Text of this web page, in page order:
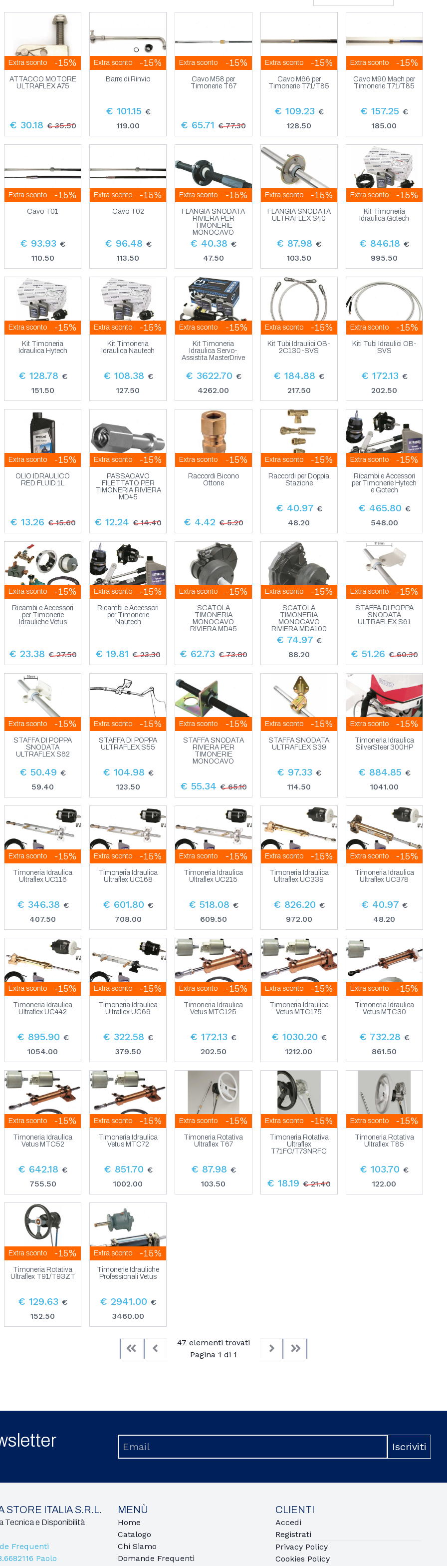
Extra sconto -15%
ATTACCO MOTORE
ULTRAFLEX A75
€ 30.18 € 35.50
Extra sconto -15%
Barre di Rinvio
€ 101.15 €
119.00
Extra sconto -15%
Cavo M58 per
Timonerie T67
€ 65.71 € 77.30
Extra sconto -15%
Cavo M66 per
Timonerie T71/T85
€ 109.23 €
128.50
Extra sconto -15%
Cavo M90 Mach per
Timonerie T71/T85
€ 157.25 €
185.00
Extra sconto -15%
Cavo T01
€ 93.93 €
110.50
Extra sconto -15%
Cavo T02
€ 96.48 €
113.50
Extra sconto -15%
FLANGIA SNODATA
RIVIERA PER
TIMONERIE
MONOCAVO
€ 40.38 €
47.50
Extra sconto -15%
FLANGIA SNODATA
ULTRAFLEX S40
€ 87.98 €
103.50
Extra sconto -15%
Kit Timoneria
Idraulica Gotech
€ 846.18 €
995.50
Extra sconto -15%
Kit Timoneria
Idraulica Hytech
€ 128.78 €
151.50
Extra sconto -15%
Kit Timoneria
Idraulica Nautech
€ 108.38 €
127.50
Extra sconto -15%
Kit Timoneria
Idraulica Servo-
Assistita MasterDrive
€ 3622.70 €
4262.00
Extra sconto -15%
Kit Tubi Idraulici OB-
2C130-SVS
€ 184.88 €
217.50
Extra sconto -15%
Kiti Tubi Idraulici OB-
SVS
€ 172.13 €
202.50
Extra sconto -15%
OLIO IDRAULICO
RED FLUID 1L
€ 13.26 € 15.60
Extra sconto -15%
PASSACAVO
FILETTATO PER
TIMONERIA RIVIERA
MD45
€ 12.24 € 14.40
Extra sconto -15%
Raccordi Bicono
Ottone
€ 4.42 € 5.20
Extra sconto -15%
Raccordi per Doppia
Stazione
€ 40.97 €
48.20
Extra sconto -15%
Ricambi e Accessori
per Timonerie Hytech
e Gotech
€ 465.80 €
548.00
Extra sconto -15%
Ricambi e Accessori
per Timonerie
Idrauliche Vetus
€ 23.38 € 27.50
Extra sconto -15%
Ricambi e Accessori
per Timonerie
Nautech
€ 19.81 € 23.30
Extra sconto -15%
SCATOLA
TIMONERIA
MONOCAVO
RIVIERA MD45
€ 62.73 € 73.80
Extra sconto -15%
SCATOLA
TIMONERIA
MONOCAVO
RIVIERA MDA100
€ 74.97 €
88.20
Extra sconto -15%
STAFFA DI POPPA
SNODATA
ULTRAFLEX S61
€ 51.26 € 60.30
Extra sconto -15%
STAFFA DI POPPA
SNODATA
ULTRAFLEX S62
€ 50.49 €
59.40
Extra sconto -15%
STAFFA DI POPPA
ULTRAFLEX S55
€ 104.98 €
123.50
Extra sconto -15%
STAFFA SNODATA
RIVIERA PER
TIMONERIE
MONOCAVO
€ 55.34 € 65.10
Extra sconto -15%
STAFFA SNODATA
ULTRAFLEX S39
€ 97.33 €
114.50
Extra sconto -15%
Timoneria Idraulica
SilverSteer 300HP
€ 884.85 €
1041.00
Extra sconto -15%
Timoneria Idraulica
Ultraflex UC116
€ 346.38 €
407.50
Extra sconto -15%
Timoneria Idraulica
Ultraflex UC168
€ 601.80 €
708.00
Extra sconto -15%
Timoneria Idraulica
Ultraflex UC215
€ 518.08 €
609.50
Extra sconto -15%
Timoneria Idraulica
Ultraflex UC339
€ 826.20 €
972.00
Extra sconto -15%
Timoneria Idraulica
Ultraflex UC378
€ 40.97 €
48.20
Extra sconto -15%
Timoneria Idraulica
Ultraflex UC442
€ 895.90 €
1054.00
Extra sconto -15%
Timoneria Idraulica
Ultraflex UC69
€ 322.58 €
379.50
Extra sconto -15%
Timoneria Idraulica
Vetus MTC125
€ 172.13 €
202.50
Extra sconto -15%
Timoneria Idraulica
Vetus MTC175
€ 1030.20 €
1212.00
Extra sconto -15%
Timoneria Idraulica
Vetus MTC30
€ 732.28 €
861.50
Extra sconto -15%
Timoneria Idraulica
Vetus MTC52
€ 642.18 €
755.50
Extra sconto -15%
Timoneria Idraulica
Vetus MTC72
€ 851.70 €
1002.00
Extra sconto -15%
Timoneria Rotativa
Ultraflex T67
€ 87.98 €
103.50
Extra sconto -15%
Timoneria Rotativa
Ultraflex
T71FC/T73NRFC
€ 18.19 € 21.40
Extra sconto -15%
Timoneria Rotativa
Ultraflex T85
€ 103.70 €
122.00
Extra sconto -15%
Timoneria Rotativa
Ultraflex T91/T93ZT
€ 129.63 €
152.50
Extra sconto -15%
Timonerie Idrauliche
Professionali Vetus
€ 2941.00 €
3460.00
47 elementi trovati
Pagina 1 di 1
Iscriviti
STORE ITALIA S.R.L.
Tecnica e Disponibilità
Frequenti
Paolo
MENÙ
Home
Catalogo
Chi Siamo
Domande Frequenti
CLIENTI
Accedi
Registrati
Privacy Policy
Cookies Policy